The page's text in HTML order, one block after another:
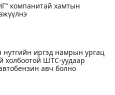
компанитай хамтын
иргэд намрын ургац
холбоотой ШТС-уудаар
авч болно